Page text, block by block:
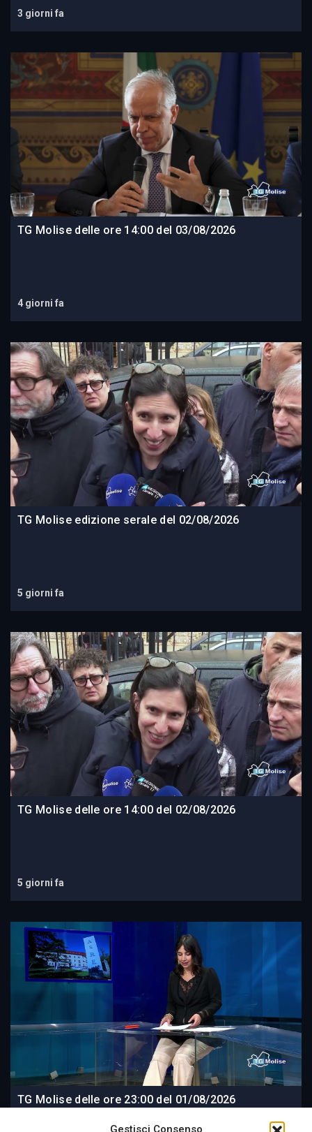
Gestisci Consenso
3 giorni fa
TG Molise delle ore 14:00 del 03/08/2026
4 giorni fa
TG Molise edizione serale del 02/08/2026
5 giorni fa
TG Molise delle ore 14:00 del 02/08/2026
5 giorni fa
TG Molise delle ore 23:00 del 01/08/2026